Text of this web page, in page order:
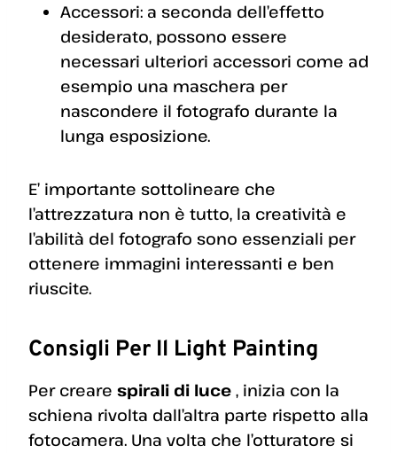
Accessori: a seconda dell’effetto
desiderato, possono essere
necessari ulteriori accessori come ad
esempio una maschera per
nascondere il fotografo durante la
lunga esposizione.
E’ importante sottolineare che
l’attrezzatura non è tutto, la creatività e
l’abilità del fotografo sono essenziali per
ottenere immagini interessanti e ben
riuscite.
Consigli Per Il Light Painting
Per creare spirali di luce , inizia con la
schiena rivolta dall’altra parte rispetto alla
fotocamera. Una volta che l’otturatore si